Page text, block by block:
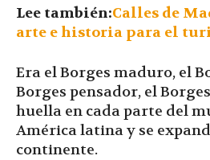
Lee también:Calles de
arte e historia para el
Era el Borges maduro, el
Borges pensador, el
huella en cada parte del
América latina y se
continente.